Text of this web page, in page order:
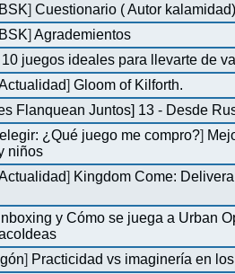
]Cuestionario ( Autor
]Agrademientos
10 juegos ideales para llevarte de
]Gloom of Kilforth.
Flanquean Juntos] 13 - Desde
¿Qué juego me compro?]
niños
] Kingdom Come:
y Cómo se juega a Urban
] Practicidad vs imaginería en